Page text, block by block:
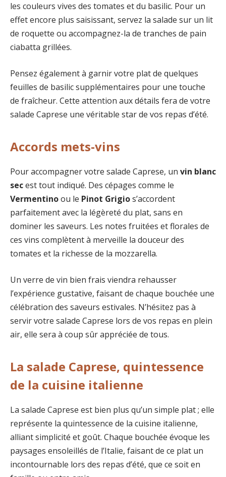
les couleurs vives des tomates et du basilic. Pour un
effet encore plus saisissant, servez la salade sur un lit
de roquette ou accompagnez-la de tranches de pain
ciabatta grillées.
Pensez également à garnir votre plat de quelques
feuilles de basilic supplémentaires pour une touche
de fraîcheur. Cette attention aux détails fera de votre
salade Caprese une véritable star de vos repas d’été.
Accords mets-vins
Pour accompagner votre salade Caprese, un vin blanc
secest tout indiqué. Des cépages comme le
Vermentinoou le Pinot Grigios’accordent
parfaitement avec la légèreté du plat, sans en
dominer les saveurs. Les notes fruitées et florales de
ces vins complètent à merveille la douceur des
tomates et la richesse de la mozzarella.
Un verre de vin bien frais viendra rehausser
l’expérience gustative, faisant de chaque bouchée une
célébration des saveurs estivales. N’hésitez pas à
servir votre salade Caprese lors de vos repas en plein
air, elle sera à coup sûr appréciée de tous.
La salade Caprese, quintessence
de la cuisine italienne
La salade Caprese est bien plus qu’un simple plat ; elle
représente la quintessence de la cuisine italienne,
alliant simplicité et goût. Chaque bouchée évoque les
paysages ensoleillés de l’Italie, faisant de ce plat un
incontournable lors des repas d’été, que ce soit en